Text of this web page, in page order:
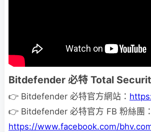
Bitdefender 必特 Total
👉 Bitdefender 必特官方網站：
👉 Bitdefender 必特官方 FB 粉絲團：
https://www.facebook.com/